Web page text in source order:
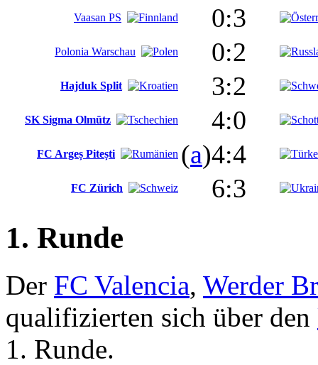
Vaasan PS 0:3
Polonia Warschau 0:2
Hajduk Split 3:2
SK Sigma Olmütz 4:0
FC Argeș Pitești (a)4:4
FC Zürich 6:3
1. Runde
Der FC Valencia, Werder
qualifizierten sich über den
1. Runde.